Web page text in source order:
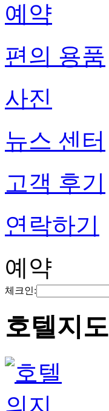
예약
편의 용품
사진
뉴스 센터
고객 후기
연락하기
예약
체크인:
호텔지도